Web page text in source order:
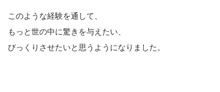
このような経験を通して、
もっと世の中に驚きを与えたい、
びっくりさせたいと思うようになりました。